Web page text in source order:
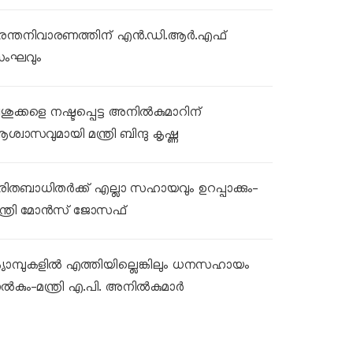
എൻ.ഡി.ആർ.എഫ്
നഷ്ടപ്പെട്ട അനിൽകുമാറിന്
മന്ത്രി ബിന്ദു കൃഷ്ണ
എല്ലാ സഹായവും ഉറപ്പാക്കും-
മോൻസ് ജോസഫ്
എത്തിയില്ലെങ്കിലും ധനസഹായം
മന്ത്രി എ.പി. അനിൽകുമാർ